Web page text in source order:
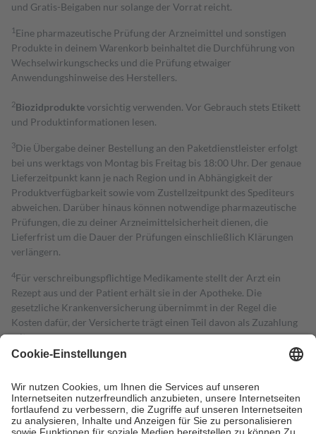
und Gratis-Beigaben nur solange der Vorrat reicht.
1 Eine pharmazeutische Prüfung der Arzneimittel und sonstigen
Produkte in deinem Warenkorb beinhaltet die Durchführung von
Wechselwirkungschecks und die Prüfung etwaiger
Anwendungshinweise des Herstellers.
2Biozidproduktevorsichtig verwenden. Vor Gebrauch stets Etikett
und Produktinformationen lesen.
3Die Übergabe deiner Bestellung an den Paketdienstleister erfolgt
bei uns werktags von Montag bis Freitag bis 18:00 Uhr. Der genaue
Lieferzeitpunkt kann je nach Region und in Abhängigkeit der
Produktverfügbarkeit sowie vom Zustellzeitpunkt des Spediteurs
abweichen. Darüber hinaus können notwendige pharmazeutische
Prüfungen, die zu deiner Arzneimittelsicherheit dienen, die
Lieferfrist um die Dauer der Prüfungen einschließlich Klärungen
verlängern.
4Für verschreibungspflichtige Medikamente stellt der Arzt ein
Rezept aus und der Patient erhält sie in der Apotheke. Die
gesetzliche Krankenversicherung übernimmt in der Regel die
Kosten dafür, der Versicherte trägt einen Teil davon als Zuzahlung
mit.
Grundsätzlich leisten Mitglieder Zuzahlungen in Höhe von zehn
höchstens zehn Euro.
Es sind jedoch nie mehr als die tatsächlichen
Kosten der Leistung zu entrichten.
Diese Regeln gelten grundsätzlich auch für Online-Apotheken.
Bei Heilmitteln und häuslicher Krankenpflege beträgt die